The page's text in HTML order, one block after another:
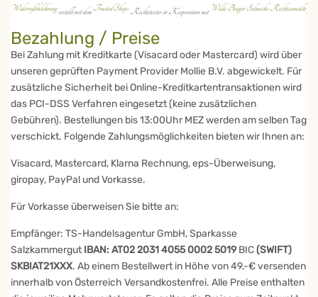
Widerrufsbelehrungerstellt mit demTrusted ShopsRechtstexter in Kooperation mitWilde Beuger Solmecke Rechtsanwälte.
Bezahlung / Preise
Bei Zahlung mit Kreditkarte (Visacard oder Mastercard) wird über
unseren geprüften Payment Provider Mollie B.V. abgewickelt. Für
zusätzliche Sicherheit bei Online-Kreditkartentransaktionen wird
das PCI-DSS Verfahren eingesetzt (keine zusätzlichen
Gebühren). Bestellungen bis 13:00Uhr MEZ werden am selben Tag
verschickt. Folgende Zahlungsmöglichkeiten bieten wir Ihnen an:
Visacard, Mastercard, Klarna Rechnung, eps-Überweisung,
giropay, PayPal und Vorkasse.
Für Vorkasse überweisen Sie bitte an:
Empfänger: TS-Handelsagentur GmbH, Sparkasse
SalzkammergutIBAN: AT02 2031 4055 0002 5019 BIC(SWIFT)
SKBIAT21XXX. Ab einem Bestellwert in Höhe von 49,-€ versenden
innerhalb von Österreich Versandkostenfrei. Alle Preise enthalten